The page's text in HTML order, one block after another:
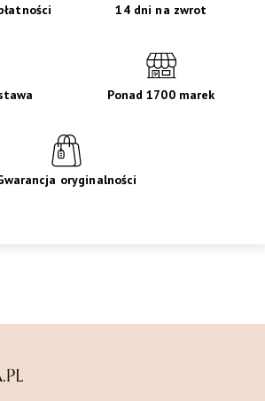
14 dni na zwrot
Ponad 1700 marek
oryginalności